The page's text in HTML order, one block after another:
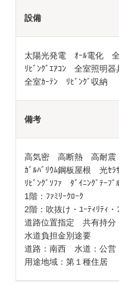
設備
太陽光発電 ｵｰﾙ電化
ﾘﾋﾞﾝｸﾞｴｱｺﾝ 全室照明
全室ｶｰﾃﾝ ﾘﾋﾞﾝｸﾞ収納
備考
高気密 高断熱 高耐震
ｶﾞﾙﾊﾞﾘｳﾑ鋼板屋根 光ｾﾗｻ
ﾘﾋﾞﾝｸﾞｿﾌｧ ﾀﾞｲﾆﾝｸﾞﾃ
1階：ﾌｧﾐﾘｰｸﾛｰｸ
2階：吹抜け・ﾕｰﾃｨﾘﾃｨ・
道路位置指定 共有持分
水道負担金別途要
道路：南西 水道：公
用途地域：第１種住居